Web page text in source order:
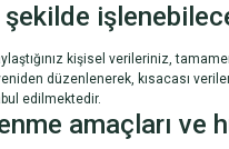
kişisel verileriniz,
düzenlenerek, kısacası
edilmektedir.
amaçları ve